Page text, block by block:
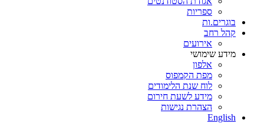
ספריות
בוגרים.ות
קהל רחב
אירועים
מידע שימושי
אלפון
מפת הקמפוס
לוח שנת הלימודים
מידע לשעת חירום
הצהרת נגישות
English